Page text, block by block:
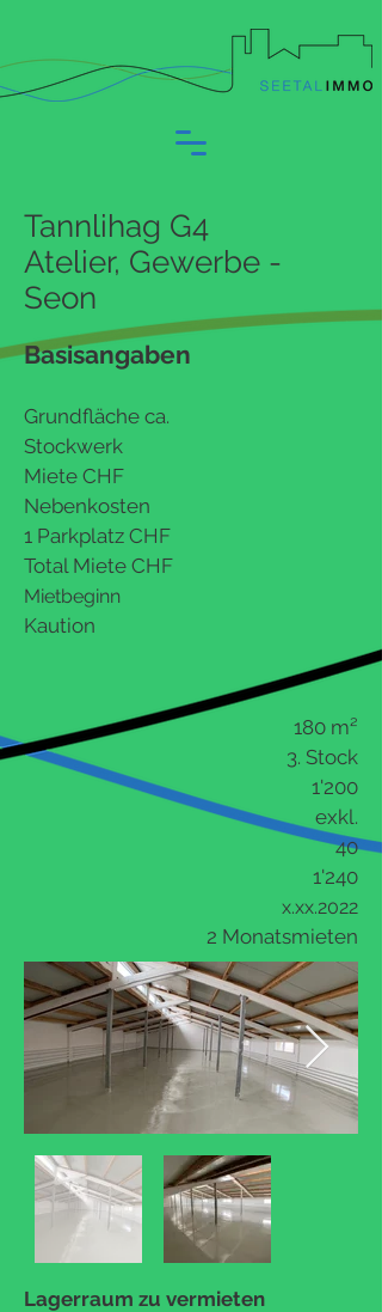
Tannlihag G4
Atelier, Gewerbe -
Seon
Basisangaben
Grundfläche ca.
Stockwerk
Miete CHF
Nebenkosten
1 Parkplatz CHF
Total Miete CHF
Mietbeginn
Kaution
180 m²
3. Stock
1'200
exkl.
40
1'240
x.xx.2022
2 Monatsmieten
Lagerraum zu vermieten